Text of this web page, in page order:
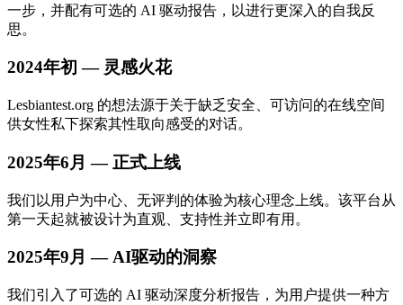
一步，并配有可选的 AI 驱动报告，以进行更深入的自我反
思。
2024年初 — 灵感火花
Lesbiantest.org 的想法源于关于缺乏安全、可访问的在线空间
供女性私下探索其性取向感受的对话。
2025年6月 — 正式上线
我们以用户为中心、无评判的体验为核心理念上线。该平台从
第一天起就被设计为直观、支持性并立即有用。
2025年9月 — AI驱动的洞察
我们引入了可选的 AI 驱动深度分析报告，为用户提供一种方